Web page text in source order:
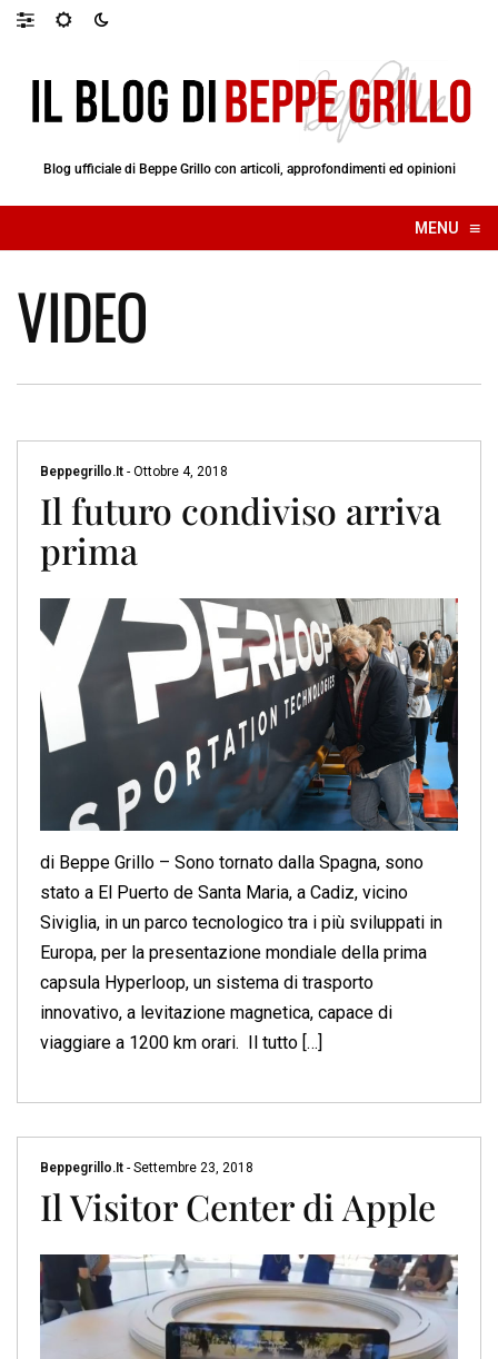
Blog ufficiale di Beppe Grillo con articoli, approfondimenti ed opinioni
MENU ≡
☰
VIDEO
Beppegrillo.it - Ottobre 4, 2018
Il futuro condiviso arriva
prima
di Beppe Grillo – Sono tornato dalla Spagna, sono
stato a El Puerto de Santa Maria, a Cadiz, vicino
Siviglia, in un parco tecnologico tra i più sviluppati in
Europa, per la presentazione mondiale della prima
capsula Hyperloop, un sistema di trasporto
innovativo, a levitazione magnetica, capace di
viaggiare a 1200 km orari. Il tutto […]
Beppegrillo.it - Settembre 23, 2018
Il Visitor Center di Apple